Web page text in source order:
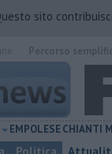
sito
EMPOLESECHIANTI